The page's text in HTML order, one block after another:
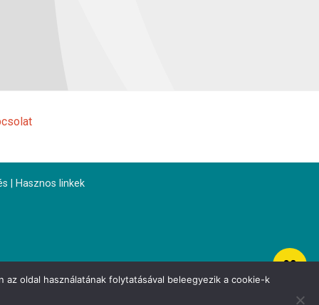
Hasznos linkek
oldal használatának folytatásával beleegyezik a cookie-k